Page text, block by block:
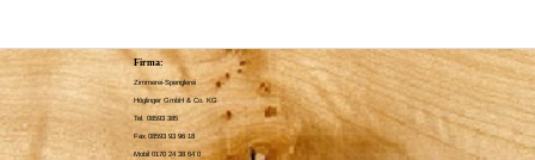
Firma:
Zimmerei-Spenglerei
Höglinger GmbH & Co. KG
Tel. 08593 385
Fax 08593 93 96 18
Mobil 0170 24 38 64 0